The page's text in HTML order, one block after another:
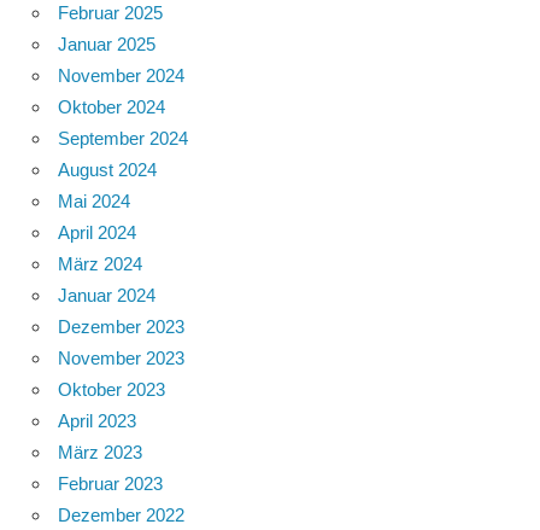
Februar 2025
Januar 2025
November 2024
Oktober 2024
September 2024
August 2024
Mai 2024
April 2024
März 2024
Januar 2024
Dezember 2023
November 2023
Oktober 2023
April 2023
März 2023
Februar 2023
Dezember 2022